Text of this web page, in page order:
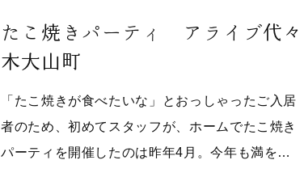
たこ焼きパーティ アライブ代々
木大山町
「たこ焼きが食べたいな」とおっしゃったご入居
者のため、初めてスタッフが、ホームでたこ焼き
パーティを開催したのは昨年4月。今年も満を…